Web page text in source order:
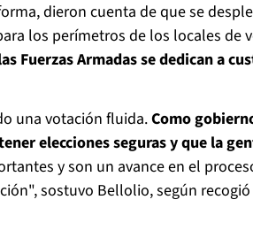
dieron cuenta de que se
los perímetros de los locales de
Fuerzas Armadas se dedican a
una votación fluida.Como
elecciones seguras y que la
y son un avance en el
sostuvo Bellolio, según recogió